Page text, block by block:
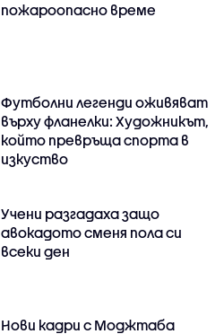
пожароопасно време
Футболни легенди оживяват
върху фланелки: Художникът,
който превръща спорта в
изкуство
Учени разгадаха защо
авокадото сменя пола си
всеки ден
Нови кадри с Моджтаба